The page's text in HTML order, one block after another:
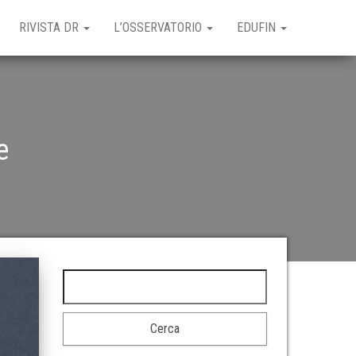
RIVISTA DR L’OSSERVATORIO EDUFIN